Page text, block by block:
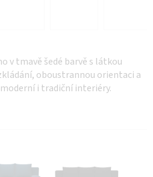
v tmavě šedé barvě s látkou
oboustrannou orientaci a
i tradiční interiéry.